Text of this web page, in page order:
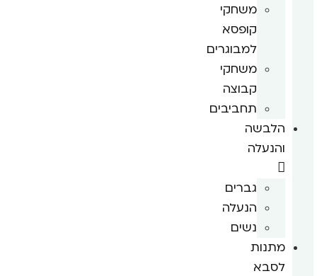
משחקי
קופסא
למבוגרים
משחקי
קבוצה
תחביבים
הלבשה
והנעלה
גברים
הנעלה
נשים
מתנות
לסבא